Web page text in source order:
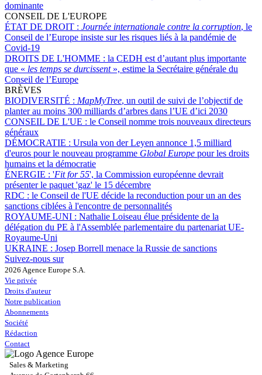
dominante
CONSEIL DE L'EUROPE
ÉTAT DE DROIT : Journée internationale contre la corruption, le
Conseil de l’Europe insiste sur les risques liés à la pandémie de
Covid-19
DROITS DE L'HOMME : la CEDH est d’autant plus importante
que « les temps se durcissent », estime la Secrétaire générale du
Conseil de l’Europe
BRÈVES
BIODIVERSITÉ : MapMyTree, un outil de suivi de l’objectif de
planter au moins 300 milliards d’arbres dans l’UE d’ici 2030
CONSEIL DE L'UE : le Conseil nomme trois nouveaux directeurs
généraux
DÉMOCRATIE : Ursula von der Leyen annonce 1,5 milliard
d'euros pour le nouveau programme Global Europe pour les droits
humains et la démocratie
ÉNERGIE : 'Fit for 55', la Commission européenne devrait
présenter le paquet 'gaz' le 15 décembre
RDC : le Conseil de l'UE décide la reconduction pour un an des
sanctions ciblées à l'encontre de personnalités
ROYAUME-UNI : Nathalie Loiseau élue présidente de la
délégation du PE à l'Assemblée parlementaire du partenariat UE-
Royaume-Uni
UKRAINE : Josep Borrell menace la Russie de sanctions
Suivez-nous sur
2026 Agence Europe S.A.
Vie privée
Droits d'auteur
Notre publication
Abonnements
Société
Rédaction
Contact
Sales & Marketing